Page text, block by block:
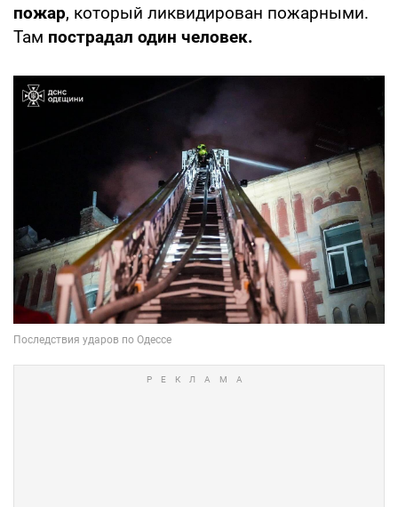
пожар, который ликвидирован пожарными.
Там пострадал один человек.